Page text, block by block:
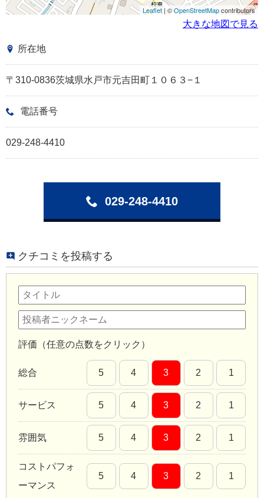
Leaflet| ©OpenStreetMapcontributors
大きな地図で見る
所在地
〒310-0836茨城県水戸市元吉田町１０６３−１
電話番号
029-248-4410
029-248-4410
クチコミを投稿する
評価（任意の点数をクリック）
総合 5 4 3 2 1
サービス 5 4 3 2 1
雰囲気 5 4 3 2 1
コストパフォ
ーマンス
5 4 3 2 1